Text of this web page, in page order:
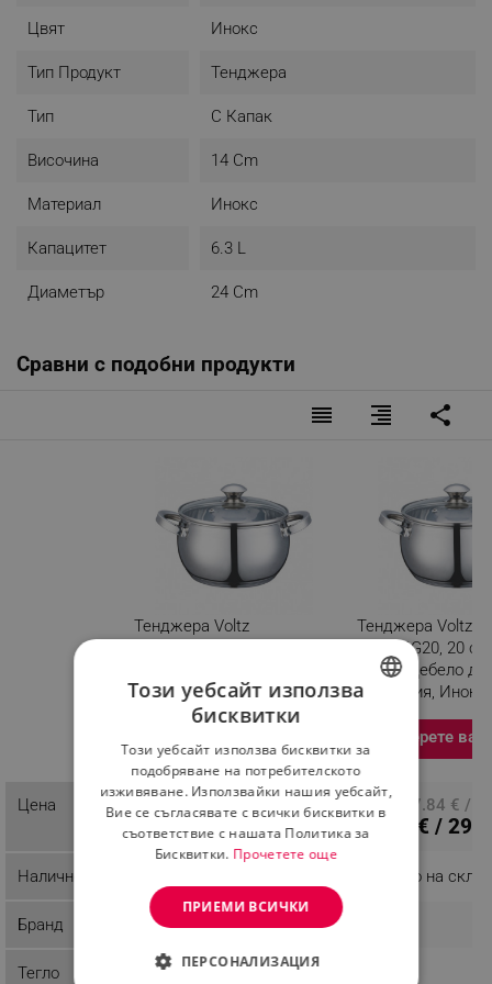
Цвят Инокс
Тип Продукт Тенджера
Тип С Капак
Височина 14 Cm
Материал Инокс
Капацитет 6.3 L
Диаметър 24 Cm
Сравни с подобни продукти
reorder format_align_right share
Тенджера Voltz
Индукция, Инокс
Разглеждате този продукт
Тенджера Voltz
V51210G20, 20
литра, Дебело
Индукция, Инокс
Изберете
Цена ПЦД: 24.49 € / 47.90 лв.
20.40 € / 39.90 лв.
ПЦД: 17.84 € /
15.28 € /
Наличност Налично на склад
Бранд Voltz
Тегло 1.9 kg
Този уебсайт използва
бисквитки
Този уебсайт използва бисквитки за
подобряване на потребителското
изживяване. Използвайки нашия уебсайт,
Вие се съгласявате с всички бисквитки в
съответствие с нашата Политика за
Бисквитки. Прочетете още
ПРИЕМИ ВСИЧКИ
ПЕРСОНАЛИЗАЦИЯ